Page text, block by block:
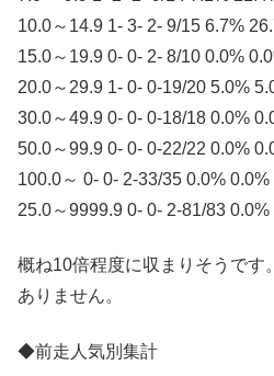
10.0～14.9 1- 3- 2- 9/15 6.7%
15.0～19.9 0- 0- 2- 8/10 0.0%
20.0～29.9 1- 0- 0-19/20 5.0%
30.0～49.9 0- 0- 0-18/18 0.0%
50.0～99.9 0- 0- 0-22/22 0.0%
100.0～ 0- 0- 2-33/35 0.0% 0.0%
25.0～9999.9 0- 0- 2-81/83 0.0%
概ね10倍程度に収まりそうです
ありません。
◆前走人気別集計